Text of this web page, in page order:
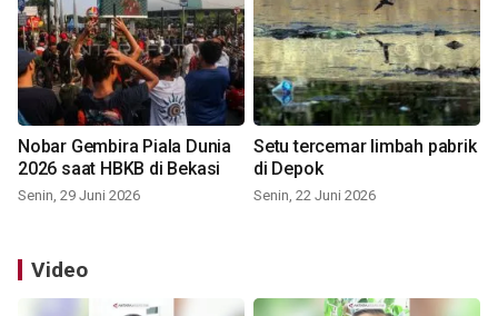
Nobar Gembira Piala Dunia
2026 saat HBKB di Bekasi
Senin, 29 Juni 2026
Setu tercemar limbah pabrik
di Depok
Senin, 22 Juni 2026
Video